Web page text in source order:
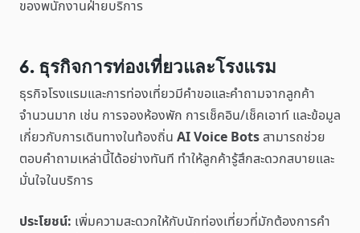
ของพนักงานฝ่ายบริการ
6. ธุรกิจการท่องเที่ยวและโรงแรม
ธุรกิจโรงแรมและการท่องเที่ยวมีคำขอและคำถามจากลูกค้า
จำนวนมาก เช่น การจองห้องพัก การเช็คอิน/เช็คเอาท์ และข้อมูล
เกี่ยวกับการเดินทางในท้องถิ่น AI Voice Botsสามารถช่วย
ตอบคำถามเหล่านี้ได้อย่างทันที ทำให้ลูกค้ารู้สึกสะดวกสบายและ
มั่นใจในบริการ
ประโยชน์: เพิ่มความสะดวกให้กับนักท่องเที่ยวที่มักต้องการคำ